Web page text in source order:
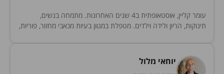
עומר קליין, אוסטאופתית ב4 שנים האחרונות. מתמחה בנשים,
תינוקות, הריון ולידה וילדים. מטפלת במגוון בעיות מכאבי מחזור, פוריות,
יוחאי מלול